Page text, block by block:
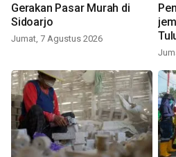
Gerakan Pasar Murah di
Sidoarjo
Jumat, 7 Agustus 2026